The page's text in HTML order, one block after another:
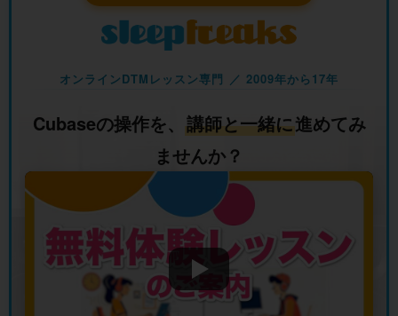
オンラインDTMレッスン専門 ／ 2009年から17年
Cubaseの操作を、 講師と一緒に進めてみ
ませんか？